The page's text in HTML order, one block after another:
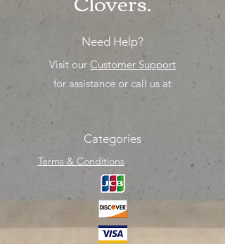
Need Help?
Visit our Customer Support
for assistance or call us at
Categories
Terms & Conditions